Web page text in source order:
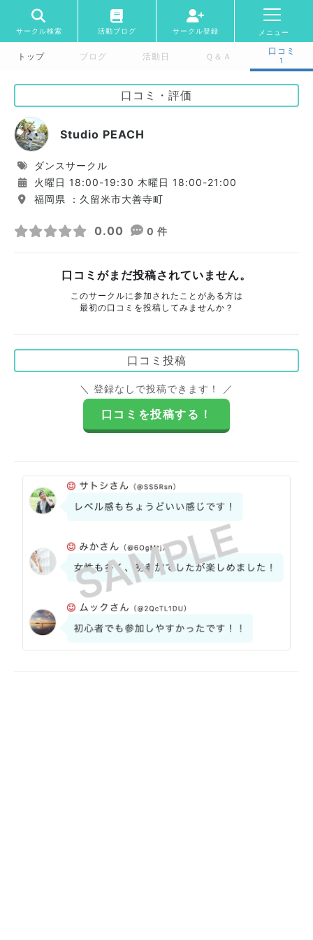
サークル検索 活動ブログ サークル登録 メニュー
トップ ブログ 活動日 Ｑ＆Ａ
口コミ
1
口コミ・評価
Studio PEACH
ダンスサークル
火曜日 18:00-19:30 木曜日 18:00-21:00
福岡県 ：久留米市大善寺町
0.00 0 件
口コミがまだ投稿されていません。
このサークルに参加されたことがある方は
最初の口コミを投稿してみませんか？
口コミ投稿
＼ 登録なしで投稿できます！ ／
口コミを投稿する！